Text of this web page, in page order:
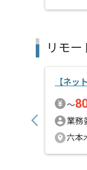
リモ
【ネッ
〜
業務
六本